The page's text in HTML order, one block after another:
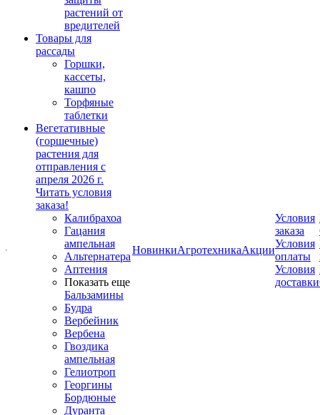
растений от
вредителей
Товары для
рассады
Горшки,
кассеты,
кашпо
Торфяные
таблетки
Вегетативные
(горшечные)
растения для
отправления с
апреля 2026 г.
Читать условия
заказа!
Калибрахоа
Гацания
ампельная
Альтернатера
Аптения
Показать еще
Бальзамины
Будра
Вербейник
Вербена
Гвоздика
ампельная
Гелиотроп
Георгины
Бордюные
Дуранта
НовинкиАгротехникаАкции
Условия
заказа
Условия
оплаты
Условия
доставки